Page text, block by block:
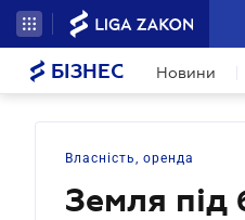
БІЗНЕС Новини
Власність, оренда
Земля під